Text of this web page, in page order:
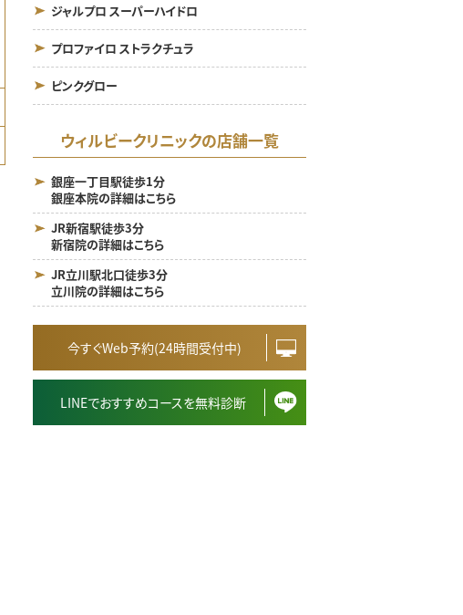
ジャルプロ スーパーハイドロ
プロファイロ ストラクチュラ
ピンクグロー
ウィルビークリニックの店舗一覧
銀座一丁目駅徒歩1分
銀座本院の詳細はこちら
JR新宿駅徒歩3分
新宿院の詳細はこちら
JR立川駅北口徒歩3分
立川院の詳細はこちら
今すぐWeb予約(24時間受付中)
LINEでおすすめコースを無料診断